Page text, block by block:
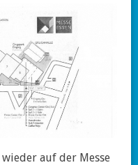
auf der Messe